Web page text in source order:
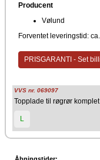
Producent
Vølund
Forventet leveringstid:
PRISGARANTI - Set
VVS nr. 069097
Topplade til røgrør
L